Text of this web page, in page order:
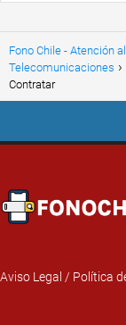
Fono Chile - Atención
Telecomunicaciones
Contratar
Aviso Legal / Política